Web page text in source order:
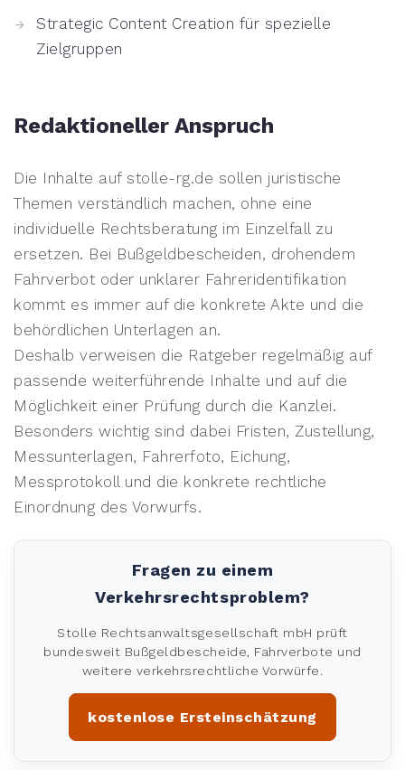
Strategic Content Creation für spezielle
Zielgruppen
Redaktioneller Anspruch
Die Inhalte auf stolle-rg.de sollen juristische
Themen verständlich machen, ohne eine
individuelle Rechtsberatung im Einzelfall zu
ersetzen. Bei Bußgeldbescheiden, drohendem
Fahrverbot oder unklarer Fahreridentifikation
kommt es immer auf die konkrete Akte und die
behördlichen Unterlagen an.
Deshalb verweisen die Ratgeber regelmäßig auf
passende weiterführende Inhalte und auf die
Möglichkeit einer Prüfung durch die Kanzlei.
Besonders wichtig sind dabei Fristen, Zustellung,
Messunterlagen, Fahrerfoto, Eichung,
Messprotokoll und die konkrete rechtliche
Einordnung des Vorwurfs.
Fragen zu einem
Verkehrsrechtsproblem?
Stolle Rechtsanwaltsgesellschaft mbH prüft
bundesweit Bußgeldbescheide, Fahrverbote und
weitere verkehrsrechtliche Vorwürfe.
kostenlose Ersteinschätzung